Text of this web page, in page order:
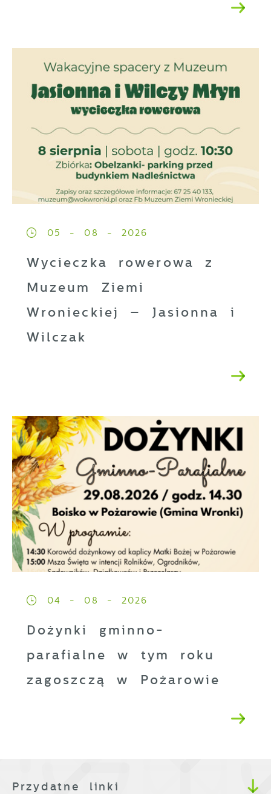
05 - 08 - 2026
Wycieczka rowerowa z
Muzeum Ziemi
Wronieckiej – Jasionna i
Wilczak
04 - 08 - 2026
Dożynki gminno-
parafialne w tym roku
zagoszczą w Pożarowie
Przydatne linki